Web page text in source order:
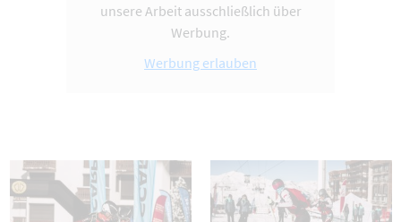
unsere Arbeit ausschließlich über
Werbung.
Werbung erlauben